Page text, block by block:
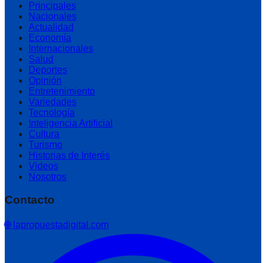
Principales
Nacionales
Actualidad
Economía
Internacionales
Salud
Deportes
Opinión
Entretenimiento
Variedades
Tecnología
Inteligencia Artificial
Cultura
Turismo
Historias de Interés
Videos
Nosotros
Contacto
🌐 lapropuestadigital.com